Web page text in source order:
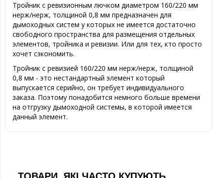
Тройник с ревизионным лючком диаметром 160/220 мм
нерж/нерж, толщиной 0,8 мм предназначен для
дымоходных систем у которых не имеется достаточно
свободного пространства для размещения отдельных
элементов, тройника и ревизии. Или для тех, кто просто
хочет сэкономить.
Тройник с ревизией 160/220 мм нерж/нерж, толщиной
0,8 мм - это нестандартный элемент который
выпускается серийно, он требует индивидуального
заказа. Поэтому понадобится немного больше времени
на отгрузку дымоходной системы, в которой имеется
данный элемент.